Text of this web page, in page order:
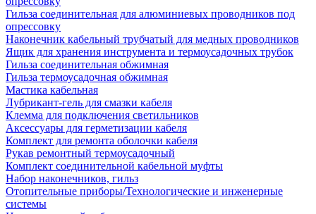
Гильза соединительная для алюминиевых проводников под
опрессовку
Наконечник кабельный трубчатый для медных проводников
Ящик для хранения инструмента и термоусадочных трубок
Гильза соединительная обжимная
Гильза термоусадочная обжимная
Мастика кабельная
Лубрикант-гель для смазки кабеля
Клемма для подключения светильников
Аксессуары для герметизации кабеля
Комплект для ремонта оболочки кабеля
Рукав ремонтный термоусадочный
Комплект соединительной кабельной муфты
Набор наконечников, гильз
Отопительные приборы/Технологические и инженерные
системы